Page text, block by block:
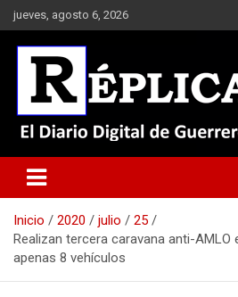
Saltar
al
contenido
jueves, agosto 6, 2026
Réplica
Inicio 2020 julio
25
Realizan tercera caravana anti-AMLO
apenas 8 vehículos